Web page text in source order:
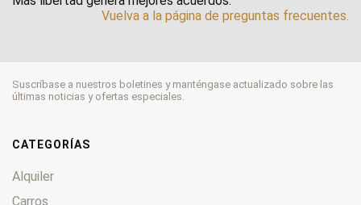
Vuelva a la página de preguntas frecuentes.
Suscríbase a nuestros boletines y manténgase actualizado sobre las
últimas noticias y ofertas especiales.
CATEGORÍAS
Alquiler
Carros